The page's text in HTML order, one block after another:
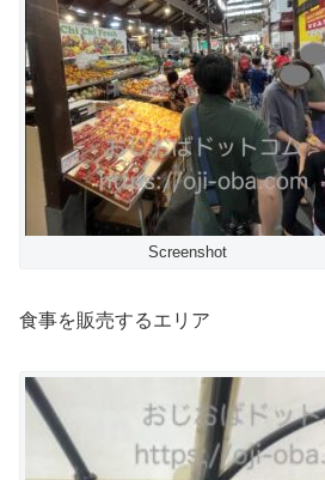
Screenshot
食事を販売するエリア